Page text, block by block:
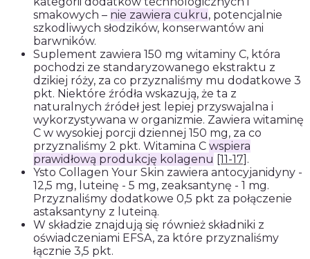
smakowych – nie zawiera cukru, potencjalnie
szkodliwych słodzików, konserwantów ani
barwników.
Suplement zawiera 150 mg witaminy C, która
pochodzi ze standaryzowanego ekstraktu z
dzikiej róży, za co przyznaliśmy mu dodatkowe 3
pkt. Niektóre źródła wskazują, że ta z
naturalnych źródeł jest lepiej przyswajalna i
wykorzystywana w organizmie. Zawiera witaminę
C w wysokiej porcji dziennej 150 mg, za co
przyznaliśmy 2 pkt. Witamina C wspiera
prawidłową produkcję kolagenu [11-17] .
Ysto Collagen Your Skin zawiera antocyjanidyny -
12,5 mg, luteinę - 5 mg, zeaksantynę - 1 mg.
Przyznaliśmy dodatkowe 0,5 pkt za połączenie
astaksantyny z luteiną.
W składzie znajdują się również składniki z
oświadczeniami EFSA, za które przyznaliśmy
łącznie 3,5 pkt.